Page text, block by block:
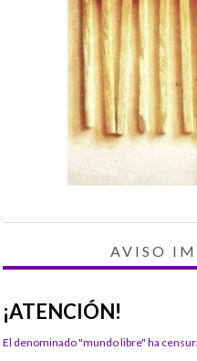
AVISO
¡ATENCIÓN!
El denominado "mundo libre" ha